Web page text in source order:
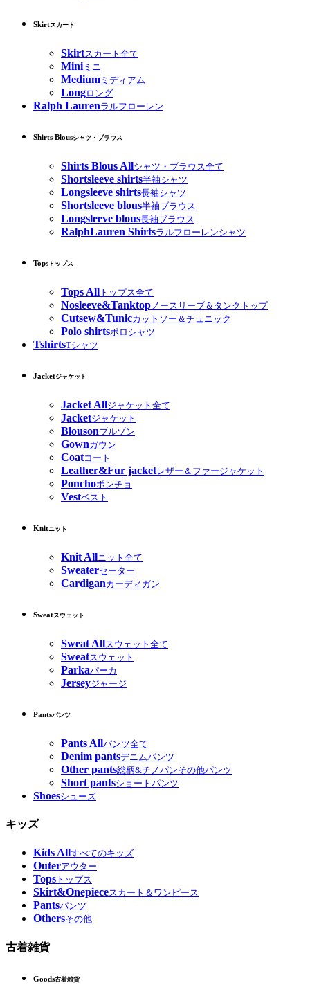
Skirtスカート
Skirtスカート全て
Miniミニ
Medium ミディアム
Longロング
Ralph Laurenラルフローレン
Shirts Blousシャツ・ブラウス
Shirts Blous Allシャツ・ブラウス全て
Shortsleeve shirts半袖シャツ
Longsleeve shirts長袖シャツ
Shortsleeve blous半袖ブラウス
Longsleeve blous長袖ブラウス
RalphLauren Shirtsラルフローレンシャツ
Tops トップス
Tops All トップス全て
Nosleeve&Tanktop ノースリーブ＆タンクトップ
Cutsew&Tunicカットソー＆チュニック
Polo shirtsポロシャツ
TshirtsTシャツ
Jacketジャケット
Jacket Allジャケット全て
Jacketジャケット
Blousonブルゾン
Gownガウン
Coatコート
Leather&Fur jacketレザー＆ファージャケット
Ponchoポンチョ
Vestベスト
Knitニット
Knit Allニット全て
Sweaterセーター
Cardiganカーディガン
Sweatスウェット
Sweat Allスウェット全て
Sweatスウェット
Parkaパーカ
Jerseyジャージ
Pantsパンツ
Pants Allパンツ全て
Denim pantsデニムパンツ
Other pants総柄&チノパンその他パンツ
Short pantsショートパンツ
Shoesシューズ
キッズ
Kids Allすべてのキッズ
Outerアウター
Tops トップス
Skirt&Onepieceスカート＆ワンピース
Pantsパンツ
Othersその他
古着雑貨
Goods古着雑貨